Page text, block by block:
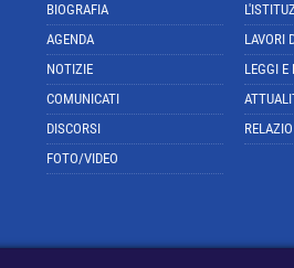
BIOGRAFIA
AGENDA
NOTIZIE
COMUNICATI
DISCORSI
FOTO/VIDEO
LAVORI
LEGGI E